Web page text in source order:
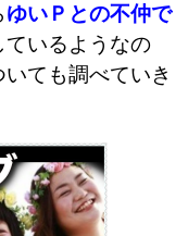
ゆいＰとの不仲で
ているようなの
ても調べていき